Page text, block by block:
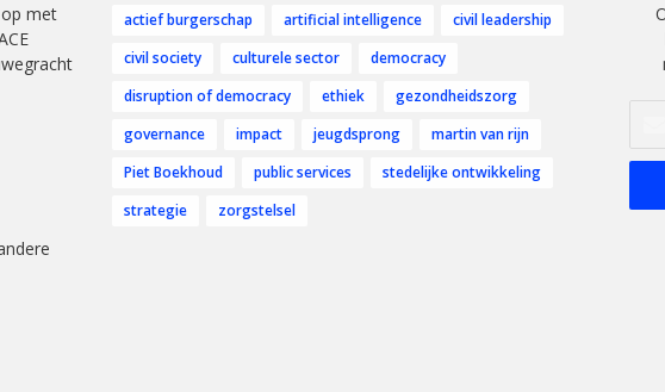
met
actief burgerschap artificial intelligence
civil leadership
civil society
culturele sector
democracy
disruption of democracy
ethiek
gezondheidszorg
governance
impact jeugdsprong
martin van rijn
Piet Boekhoud
public services
stedelijke ontwikkeling
strategie
zorgstelsel
uw
mail